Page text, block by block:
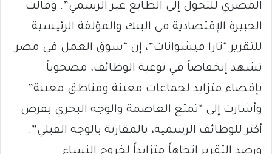
المصري للتحول إلى الطابع غير الرسمي”. وقالت
الخبيرة الإقتصادية في البنك والمؤلفة الرئيسية
للتقرير “تارا فيشوانات”، إن “سوق العمل في مصر
تشهد إنخفاضاً في نوعية الوظائف، مصحوباً
بإقصاء متزايد لجماعات معينة ومناطق معينة”.
وأشارت إلى “تمتع العاصمة والوجه البحري بفرص
أكثر للوظائف الرسمية، بالمقارنة بالوجه القبلي”.